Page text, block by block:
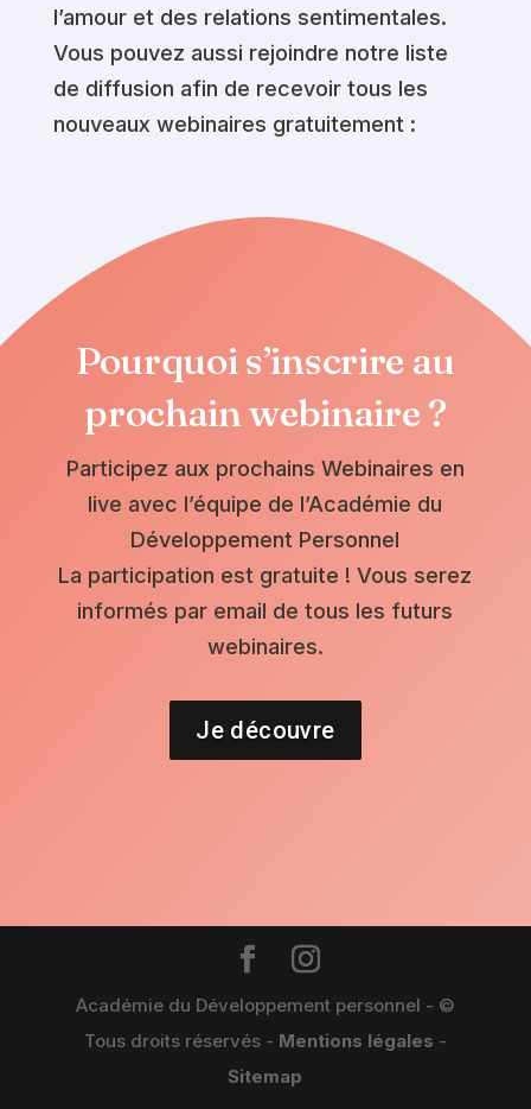
l’amour et des relations sentimentales.
Vous pouvez aussi rejoindre notre liste
de diffusion afin de recevoir tous les
nouveaux webinaires gratuitement :
Pourquoi s’inscrire au
prochain webinaire ?
Participez aux prochains Webinaires en
live avec l’équipe de l’Académie du
Développement Personnel
La participation est gratuite ! Vous serez
informés par email de tous les futurs
webinaires.
Je découvre
Académie du Développement personnel - ©
Tous droits réservés - Mentions légales -
Sitemap